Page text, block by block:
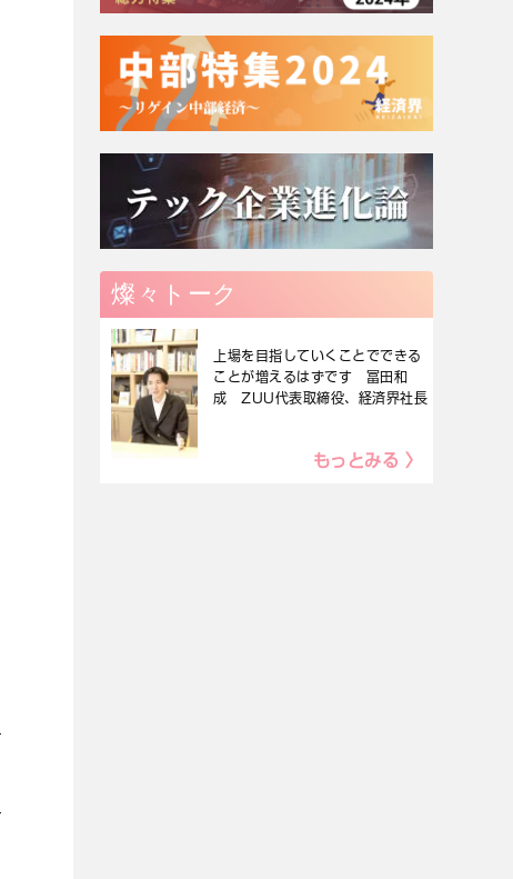
燦々トーク
上場を目指していくことでできる
ことが増えるはずです 冨田和
成 ZUU代表取締役、経済界社長
もっとみる 〉